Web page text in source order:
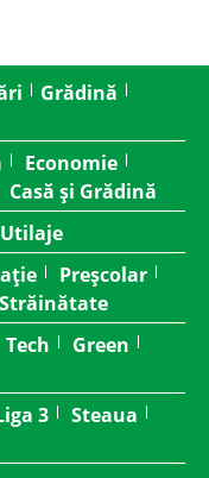
Grădină
Economie
Casă și Grădină
Utilaje
Preșcolar
Tech
Green
3
Steaua